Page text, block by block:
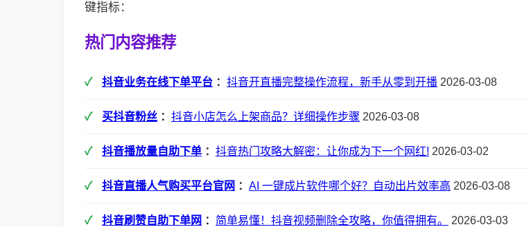
键指标：
热门内容推荐
抖音业务在线下单平台 ： 抖音开直播完整操作流程，新手从零到开播 2026-03-08
买抖音粉丝 ： 抖音小店怎么上架商品？详细操作步骤 2026-03-08
抖音播放量自助下单 ： 抖音热门攻略大解密：让你成为下一个网红! 2026-03-02
抖音直播人气购买平台官网 ： AI 一键成片软件哪个好？自动出片效率高 2026-03-08
抖音刷赞自助下单网 ： 简单易懂！抖音视频删除全攻略，你值得拥有。 2026-03-03